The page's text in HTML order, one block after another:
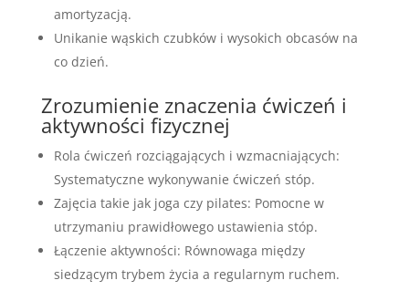
amortyzacją.
Unikanie wąskich czubków i wysokich obcasów na
co dzień.
Zrozumienie znaczenia ćwiczeń i
aktywności fizycznej
Rola ćwiczeń rozciągających i wzmacniających:
Systematyczne wykonywanie ćwiczeń stóp.
Zajęcia takie jak joga czy pilates: Pomocne w
utrzymaniu prawidłowego ustawienia stóp.
Łączenie aktywności: Równowaga między
siedzącym trybem życia a regularnym ruchem.